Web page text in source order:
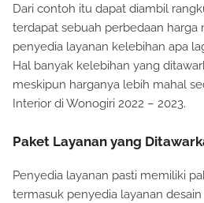
Dari contoh itu dapat diambil
terdapat sebuah perbedaan harga
penyedia layanan kelebihan apa
Hal banyak kelebihan yang
meskipun harganya lebih mahal
Interior di Wonogiri 2022 – 2023.
Paket Layanan yang
Penyedia layanan pasti memiliki
termasuk penyedia layanan